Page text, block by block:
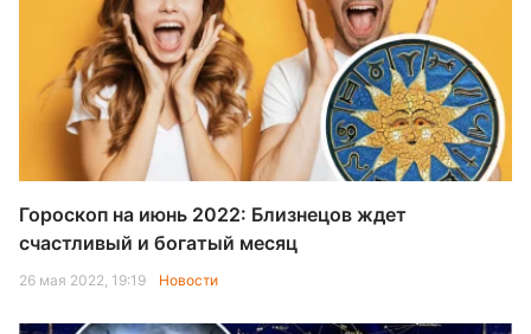
Гороскоп на июнь 2022: Близнецов ждет
счастливый и богатый месяц
26 мая 2022, 19:19 Новости